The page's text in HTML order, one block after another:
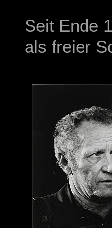
Seit Ende
als freier